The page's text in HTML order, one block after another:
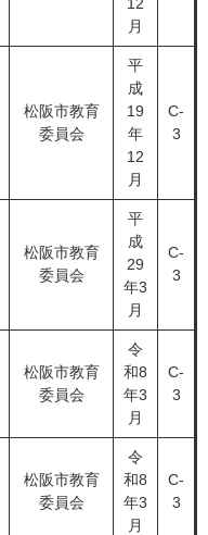
月
松阪市教育
委員会
平
成
19
年
12
月
C-
3
松阪市教育
委員会
平
成
29
年3
月
C-
3
松阪市教育
委員会
令
和8
年3
月
C-
3
松阪市教育
委員会
令
和8
年3
月
C-
3